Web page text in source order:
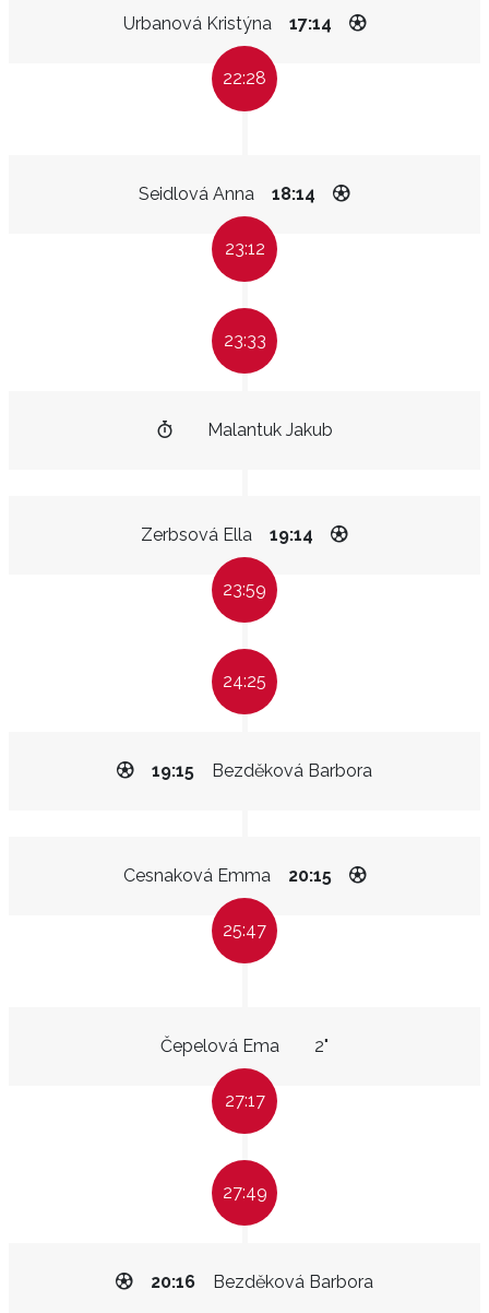
Urbanová Kristýna 17:14
22:28
Seidlová Anna 18:14
23:12
23:33
Malantuk Jakub
Zerbsová Ella 19:14
23:59
24:25
Bezděková Barbora
19:15
Cesnaková Emma 20:15
25:47
Čepelová Ema 2"
27:17
27:49
Bezděková Barbora
20:16